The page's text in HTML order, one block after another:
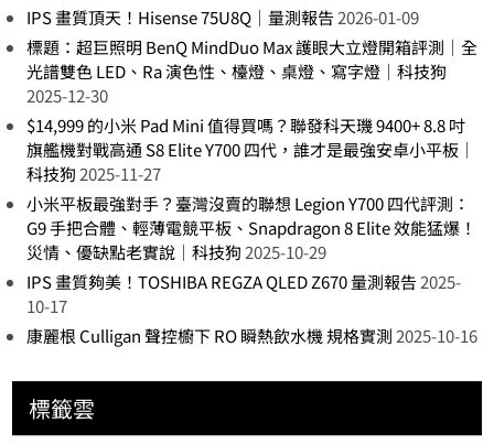
IPS 畫質頂天！Hisense 75U8Q｜量測報告2026-01-09
標題：超巨照明 BenQ MindDuo Max 護眼大立燈開箱評測｜全
光譜雙色 LED、Ra 演色性、檯燈、桌燈、寫字燈｜科技狗
2025-12-30
$14,999 的小米 Pad Mini 值得買嗎？聯發科天璣 9400+ 8.8 吋
旗艦機對戰高通 S8 Elite Y700 四代，誰才是最強安卓小平板｜
科技狗 2025-11-27
小米平板最強對手？臺灣沒賣的聯想 Legion Y700 四代評測：
G9 手把合體、輕薄電競平板、Snapdragon 8 Elite 效能猛爆！
災情、優缺點老實說｜科技狗 2025-10-29
IPS 畫質夠美！TOSHIBA REGZA QLED Z670 量測報告2025-
10-17
康麗根 Culligan 聲控櫥下 RO 瞬熱飲水機 規格實測 2025-10-16
標籤雲